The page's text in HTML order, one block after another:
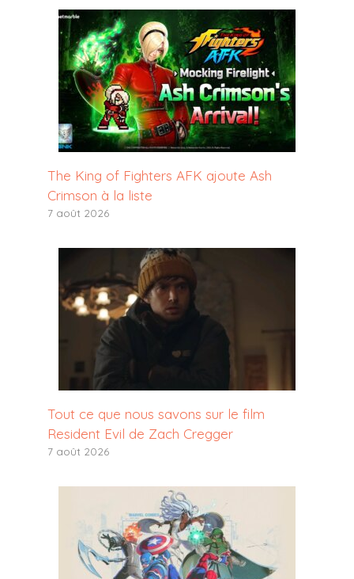
The King of Fighters AFK ajoute Ash
Crimson à la liste
7 août 2026
Tout ce que nous savons sur le film
Resident Evil de Zach Cregger
7 août 2026